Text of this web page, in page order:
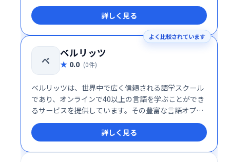
詳しく見る
よく比較されています
ベ
ベルリッツ
0.0 (0件)
ベルリッツは、世界中で広く信頼される語学スクール
であり、オンラインで40以上の言語を学ぶことができ
るサービスを提供しています。その豊富な言語オプシ
ョンと高品質のレッスン内容は、初心者から上級者ま
で幅広い学習者に対応し、多様なニーズに応える柔軟
性が魅力です。
詳しく見る